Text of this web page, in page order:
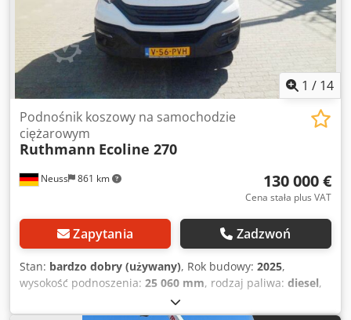
1 / 14
Neuss 861 km
Podnośnik koszowy na samochodzie
ciężarowym
Ruthmann Ecoline 270
130 000 €
Cena stała plus VAT
Zapytania Zadzwoń
Stan: bardzo dobry (używany), Rok budowy: 2025,
wysokość podnoszenia: 25 060 mm, rodzaj paliwa: diesel,
Masy Masa własna: 3332 kg Funkcjonalność Udźwig: 230 kg
Wysokość robocza: 2706 cm Szerokość robocza: 236 cm